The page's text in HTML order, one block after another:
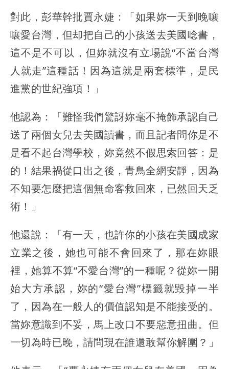
對此，彭華幹批賈永婕：「如果妳一天到晚嚷
嚷愛台灣，但却把自己的小孩送去美國唸書，
這不是不可以，但妳就沒有立場說“不當台灣
人就走”這種話！因為這就是兩套標準，是民
進黨的世紀強項！」
他認為：「難怪我們驚訝妳毫不掩飾承認自己
送了兩個女兒去美國讀書，而且記者問你是不
是看不起台灣學校，妳竟然不假思索回答：是
的！結果禍從口出之後，青鳥全網安靜，因為
不知要怎麼把這個無命客救回來，已然回天乏
術！」
他還說：「有一天，也許你的小孩在美國成家
立業之後，她也可能不會回來了，那在妳眼
裡，她算不算“不愛台灣”的一種呢？從妳一開
始大方承認，妳的“愛台灣”標籤就毀掉一半
了，因為在一般人的價值認知是不能接受的。
當妳意識到不妥，馬上改口不要惡意扭曲。但
一切為時已晚，請問現在誰還敢幫你解圍？」